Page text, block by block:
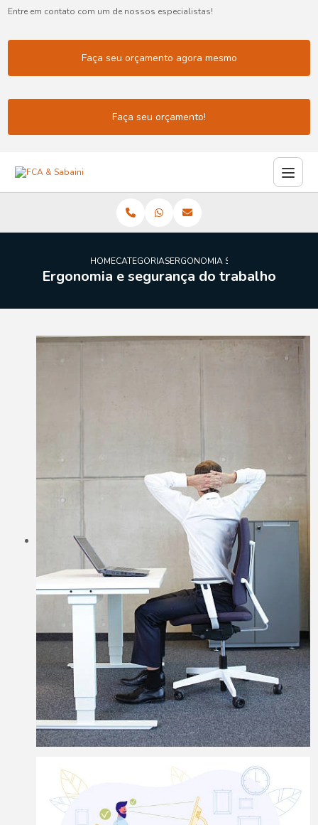
Entre em contato com um de nossos especialistas!
Faça seu orçamento agora mesmo
Faça seu orçamento!
HOMECATEGORIASERGONOMIA SEGURANCA DO
Ergonomia e segurança do trabalho